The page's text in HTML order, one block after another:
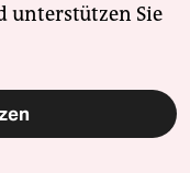
unterstützen Sie